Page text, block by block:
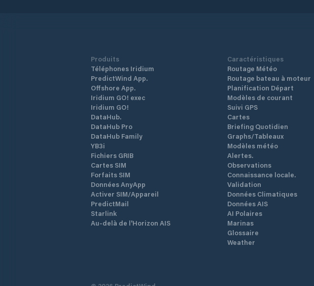
Produits
Téléphones Iridium
PredictWind App.
Offshore App.
Iridium GO! exec
Iridium GO!
DataHub.
DataHub Pro
DataHub Family
YB3i
Fichiers GRIB
Cartes SIM
Forfaits SIM
Données AnyApp
Activer SIM/Appareil
PredictMail
Starlink
Au-delà de l'Horizon AIS
Caractéristiques
Routage Météo
Routage bateau à moteur
Planification Départ
Modèles de courant
Suivi GPS
Cartes
Briefing Quotidien
Graphs/Tableaux
Modèles météo
Alertes.
Observations
Connaissance locale.
Validation
Données Climatiques
Données AIS
AI Polaires
Marinas
Glossaire
Weather